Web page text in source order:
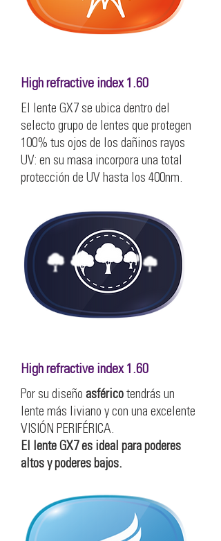
High refractive index 1.60
El lente GX7 se ubica dentro del
selecto grupo de lentes que protegen
100% tus ojos de los dañinos rayos
UV: en su masa incorpora una total
protección de UV hasta los 400nm.
High refractive index 1.60
Por su diseño asférico tendrás un
lente más liviano y con una excelente
VISIÓN PERIFÉRICA.
El lente GX7 es ideal para poderes
altos y poderes bajos.